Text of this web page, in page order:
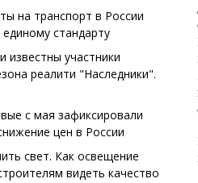
на транспорт в России
единому стандарту
известны участники
реалити "Наследники".
с мая зафиксировали
цен в России
свет. Как освещение
видеть качество